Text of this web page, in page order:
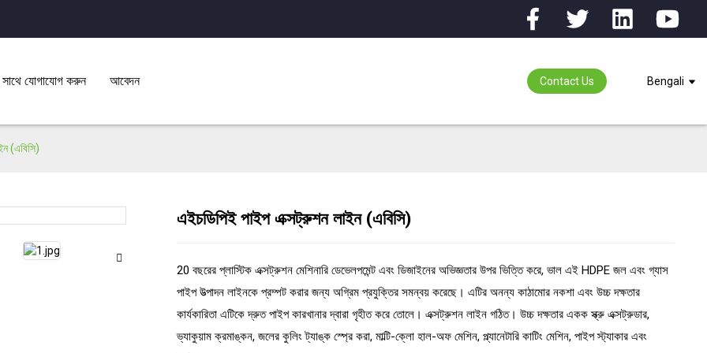
যোগাযোগ করুন আবেদন Contact Us Bengali
(এবিসি)
Loading...
Loading...
এইচডিপিই পাইপ এক্সট্রুশন লাইন (এবিসি)
20 বছরের প্লাস্টিক এক্সট্রুশন মেশিনারি ডেভেলপমেন্ট এবং ডিজাইনের অভিজ্ঞতার উপর ভিত্তি করে, ভাল এই HDPE জল এবং গ্যাস
পাইপ উত্পাদন লাইনকে প্রম্পট করার জন্য অগ্রিম প্রযুক্তির সমন্বয় করেছে। এটির অনন্য কাঠামোর নকশা এবং উচ্চ দক্ষতার
কার্যকারিতা এটিকে দ্রুত পাইপ কারখানার দ্বারা গৃহীত করে তোলে। এক্সট্রুশন লাইন গঠিত। উচ্চ দক্ষতার একক স্ক্রু এক্সট্রুডার,
ভ্যাকুয়াম ক্রমাঙ্কন, জলের কুলিং ট্যাঙ্ক স্প্রে করা, মাল্টি-ক্লো হাল-অফ মেশিন, প্ল্যানেটারি কাটিং মেশিন, পাইপ স্ট্যাকার এবং